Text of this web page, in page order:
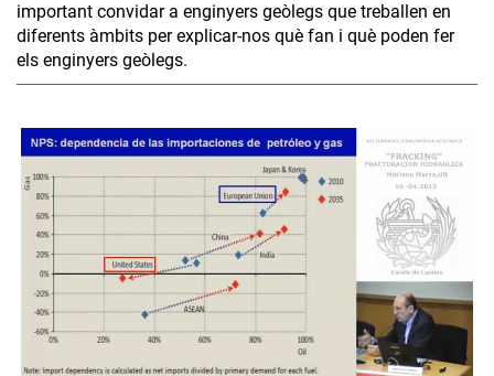
important convidar a enginyers geòlegs que treballen en
diferents àmbits per explicar-nos què fan i què poden fer
els enginyers geòlegs.